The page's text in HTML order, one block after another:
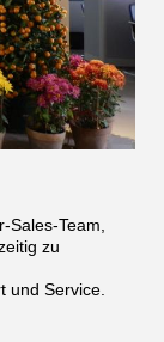
Sales-Team,
zu
und Service.